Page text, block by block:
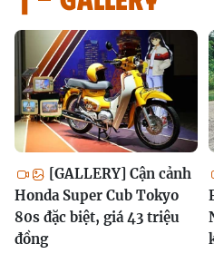
[GALLERY] Cận cảnh
Honda Super Cub Tokyo
80s đặc biệt, giá 43 triệu
đồng